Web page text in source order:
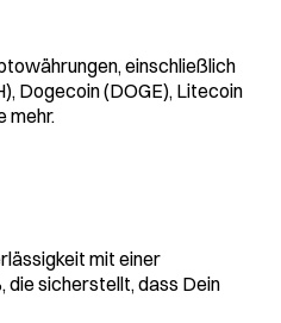
einschließlich
Dogecoin (DOGE), Litecoin
mehr.
mit einer
die sicherstellt, dass Dein